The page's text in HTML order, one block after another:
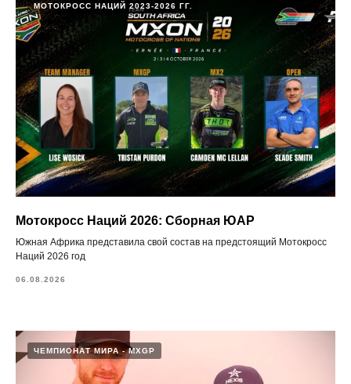
МОТОКРОСС НАЦИЙ 2023-2026 ГГ.
Мотокросс Наций 2026: Сборная ЮАР
Южная Африка представила свой состав на предстоящий Мотокросс
Наций 2026 год
06.08.2026
ЧЕМПИОНАТ МИРА - MXGP